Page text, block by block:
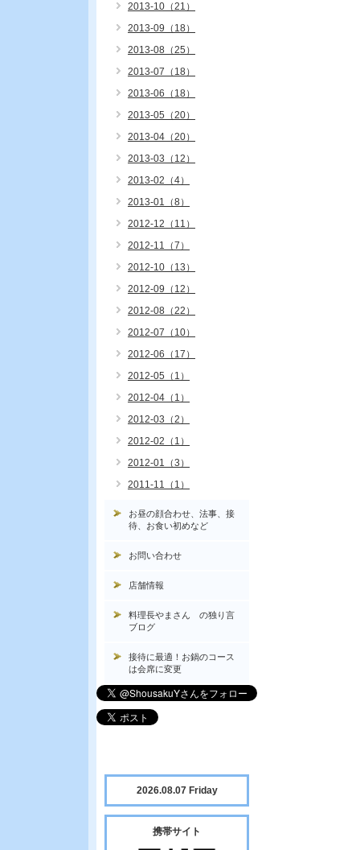
2013-10（21）
2013-09（18）
2013-08（25）
2013-07（18）
2013-06（18）
2013-05（20）
2013-04（20）
2013-03（12）
2013-02（4）
2013-01（8）
2012-12（11）
2012-11（7）
2012-10（13）
2012-09（12）
2012-08（22）
2012-07（10）
2012-06（17）
2012-05（1）
2012-04（1）
2012-03（2）
2012-02（1）
2012-01（3）
2011-11（1）
お昼の顔合わせ、法事、接
待、お食い初めなど
お問い合わせ
店舗情報
料理長やまさん の独り言
ブログ
接待に最適！お鍋のコース
は会席に変更
2026.08.07 Friday
携帯サイト